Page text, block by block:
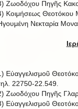
Ζωοδόχου Πηγῆς
Κοιμήσεως Θεοτόκου
Νεκταρία
Εὐαγγελισμοῦ
22750-22.549.
Ζωοδόχου Πηγῆς
Εὐαγγελισμοῦ